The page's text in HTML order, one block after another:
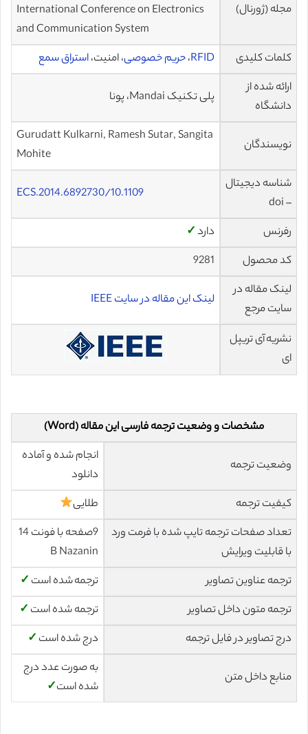
مجله (ژورنال)
International Conference on Electronics
and Communication System
کلمات کلیدی
RFID،حریم خصوصی، امنیت،استراق سمع
ارائه شده از
دانشگاه
پلی تکنیک Mandai، پونا
نویسندگان
Gurudatt Kulkarni, Ramesh Sutar, Sangita
Mohite
شناسه دیجیتال
– doi
10.1109/ECS.2014.6892730
رفرنس دارد✓
کد محصول
9281
لینک مقاله در
سایت مرجع
لینک این مقاله در سایت IEEE
نشریه آی تریپل
ای
مشخصات و وضعیت ترجمه فارسی این مقاله (Word)
وضعیت ترجمه
انجام شده و آماده
دانلود
کیفیت ترجمه
طلایی
تعداد صفحات ترجمه تایپ شده با فرمت ورد
با قابلیت ویرایش
9صفحه با فونت 14
B Nazanin
ترجمه عناوین تصاویر
ترجمه شده است ✓
ترجمه متون داخل تصاویر
ترجمه شده است ✓
درج تصاویر در فایل ترجمه
درج شده است ✓
منابع داخل متن
به صورت عدد درج
شده است✓